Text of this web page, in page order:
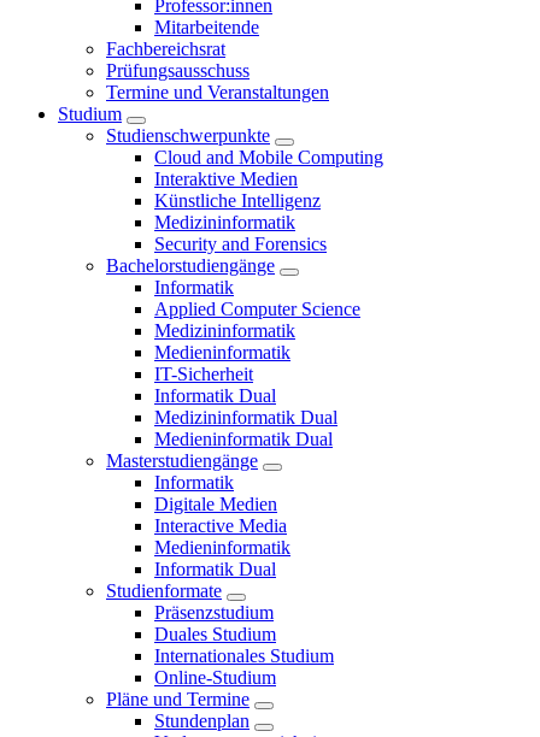
Professor:innen
Mitarbeitende
Fachbereichsrat
Prüfungsausschuss
Termine und Veranstaltungen
Studium
Studienschwerpunkte
Cloud and Mobile Computing
Interaktive Medien
Künstliche Intelligenz
Medizininformatik
Security and Forensics
Bachelorstudiengänge
Informatik
Applied Computer Science
Medizininformatik
Medieninformatik
IT-Sicherheit
Informatik Dual
Medizininformatik Dual
Medieninformatik Dual
Masterstudiengänge
Informatik
Digitale Medien
Interactive Media
Medieninformatik
Informatik Dual
Studienformate
Präsenzstudium
Duales Studium
Internationales Studium
Online-Studium
Pläne und Termine
Stundenplan